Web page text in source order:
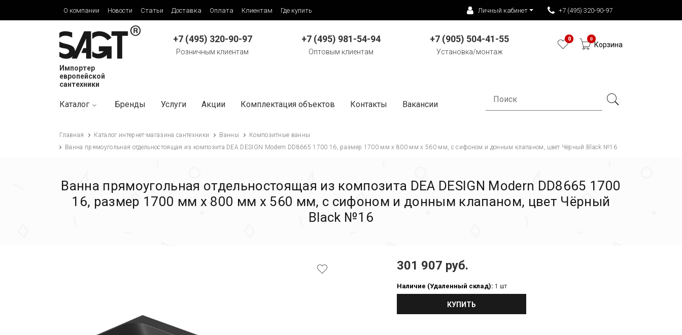
О компании Новости Статьи Доставка Оплата Клиентам Где купить Личный кабинет +7 (495) 320-90-97
Импортер
европейской
сантехники
+7 (495) 320-90-97
Розничным клиентам
+7 (495) 981-54-94
Оптовым клиентам
+7 (905) 504-41-55
Установка/монтаж
0 0
Корзина
Каталог Бренды Услуги Акции Комплектация объектов Контакты Вакансии
Главная Каталог интернет-магазина сантехники Ванны
Композитные ванны
Ванна прямоугольная отдельностоящая из композита DEA DESIGN Modern DD8665 1700 16, размер 1700 мм х 800 мм х 560 мм, с сифоном и донным клапаном, цвет Чёрный Black №16
Ванна прямоугольная отдельностоящая из композита DEA DESIGN Modern DD8665 1700
16, размер 1700 мм х 800 мм х 560 мм, с сифоном и донным клапаном, цвет Чёрный
Black №16
301 907 руб.
Наличие (Удаленный склад): 1 шт
КУПИТЬ